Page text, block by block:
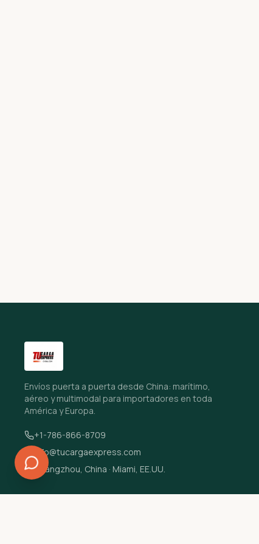
Envíos puerta a puerta desde China: marítimo,
aéreo y multimodal para importadores en toda
América y Europa.
+1-786-866-8709
info@tucargaexpress.com
Guangzhou, China · Miami, EE.UU.